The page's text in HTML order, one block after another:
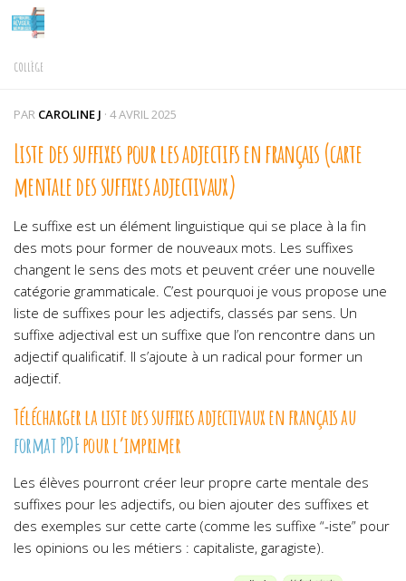
Skip to content
COLLÈGE
PAR CAROLINE J · 4 AVRIL 2025
Liste des suffixes pour les adjectifs en français (carte
mentale des suffixes adjectivaux)
Le suffixe est un élément linguistique qui se place à la fin
des mots pour former de nouveaux mots. Les suffixes
changent le sens des mots et peuvent créer une nouvelle
catégorie grammaticale. C’est pourquoi je vous propose une
liste de suffixes pour les adjectifs, classés par sens. Un
suffixe adjectival est un suffixe que l’on rencontre dans un
adjectif qualificatif. Il s’ajoute à un radical pour former un
adjectif.
Télécharger la liste des suffixes adjectivaux en français au
format PDFpour l’imprimer
Les élèves pourront créer leur propre carte mentale des
suffixes pour les adjectifs, ou bien ajouter des suffixes et
des exemples sur cette carte (comme les suffixe “-iste” pour
les opinions ou les métiers : capitaliste, garagiste).